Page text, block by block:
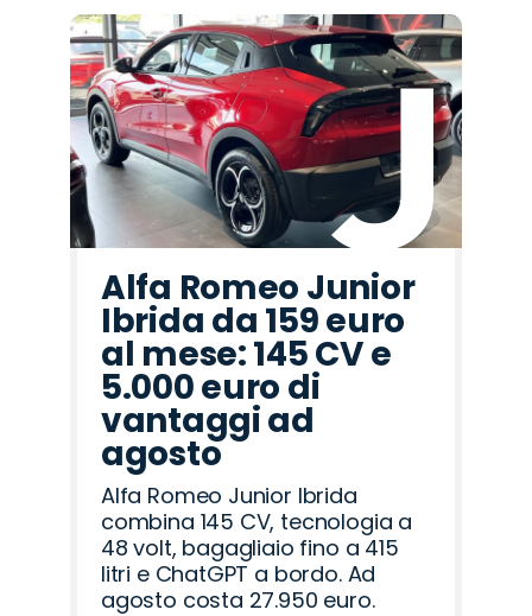
Alfa Romeo Junior
Ibrida da 159 euro
al mese: 145 CV e
5.000 euro di
vantaggi ad
agosto
Alfa Romeo Junior Ibrida
combina 145 CV, tecnologia a
48 volt, bagagliaio fino a 415
litri e ChatGPT a bordo. Ad
agosto costa 27.950 euro.